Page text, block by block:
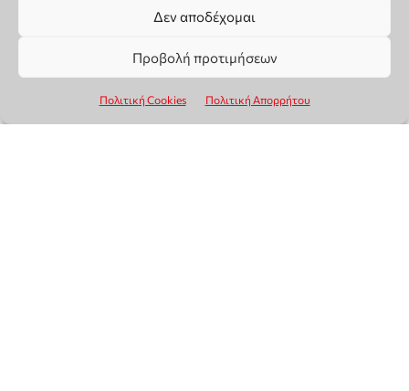
Δεν αποδέχομαι
Προβολή προτιμήσεων
Πολιτική Cookies Πολιτική Απορρήτου